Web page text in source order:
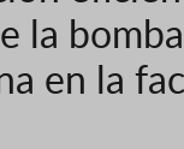
la
en la